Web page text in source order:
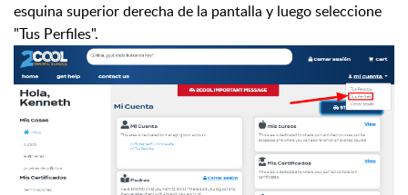
esquina superior derecha de la pantalla y luego seleccione
"Tus Perfiles".